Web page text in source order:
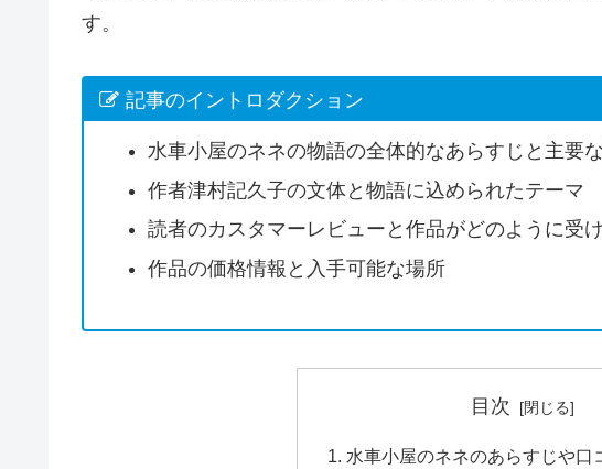
す。
記事のイントロダクション
水車小屋のネネの物語の全体的なあらすじと主要
作者津村記久子の文体と物語に込められたテーマ
読者のカスタマーレビューと作品がどのように受
作品の価格情報と入手可能な場所
目次
水車小屋のネネのあらすじや口